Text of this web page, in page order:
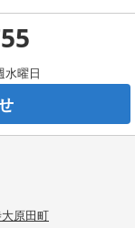
水曜日
原田町